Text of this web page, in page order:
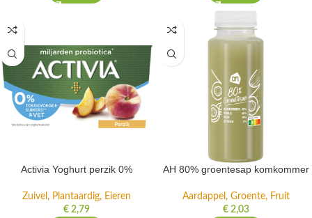
Activia Yoghurt perzik 0%
Zuivel, Plantaardig, Eieren
€2,79
AH 80% groentesap komkommer
Aardappel, Groente, Fruit
€2,03